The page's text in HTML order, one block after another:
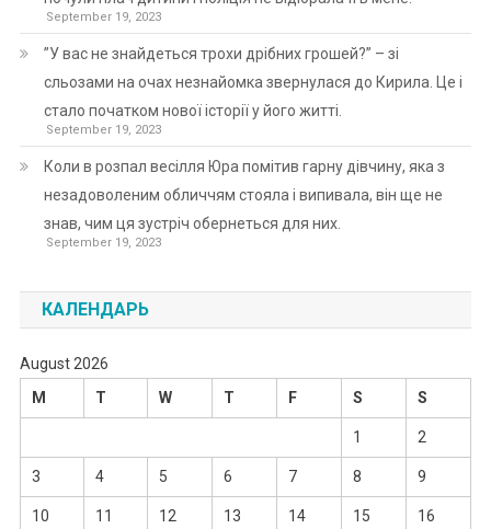
September 19, 2023
”У вас не знайдеться трохи дрібних грошей?” – зі
сльозами на очах незнайомка звернулася до Кирила. Це і
стало початком нової історії у його житті.
September 19, 2023
Коли в розпал весілля Юра помітив гарну дівчину, яка з
незадоволеним обличчям стояла і випивала, він ще не
знав, чим ця зустріч обернеться для них.
September 19, 2023
КАЛЕНДАРЬ
August 2026
M
T W T F S S
1 2
3 4 5 6 7 8 9
10 11 12 13 14 15 16